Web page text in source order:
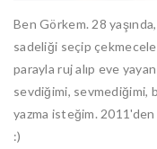
Ben Görkem. 28
sadeliği seçip
parayla ruj alıp eve
sevdiğimi, sevmediğimi,
yazma isteğim.
:)